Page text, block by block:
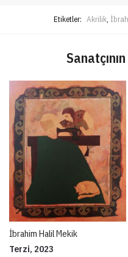
Etiketler: Akrilik,
İbrahim Halil Mekik
Terzi, 2023